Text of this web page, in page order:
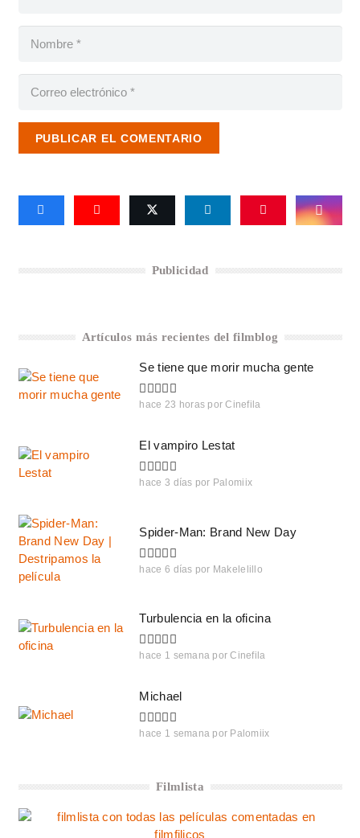
PUBLICAR EL COMENTARIO
Publicidad
Artículos más recientes del filmblog
Se tiene que morir mucha gente
hace 23 horas por Cinefila
El vampiro Lestat
hace 3 días por Palomiix
Spider-Man: Brand New Day
hace 6 días por Makelelillo
Turbulencia en la oficina
hace 1 semana por Cinefila
Michael
hace 1 semana por Palomiix
Filmlista